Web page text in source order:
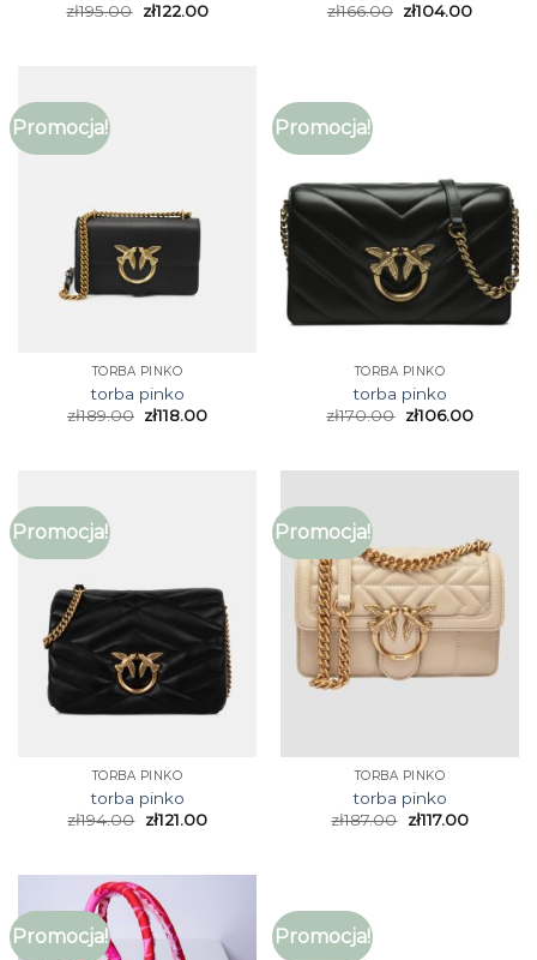
zł195.00 zł122.00
zł166.00 zł104.00
Promocja!
TORBA PINKO
torba pinko
zł189.00 zł118.00
Promocja!
TORBA PINKO
torba pinko
zł170.00 zł106.00
Promocja!
TORBA PINKO
torba pinko
zł194.00 zł121.00
Promocja!
TORBA PINKO
torba pinko
zł187.00 zł117.00
Promocja! Promocja!